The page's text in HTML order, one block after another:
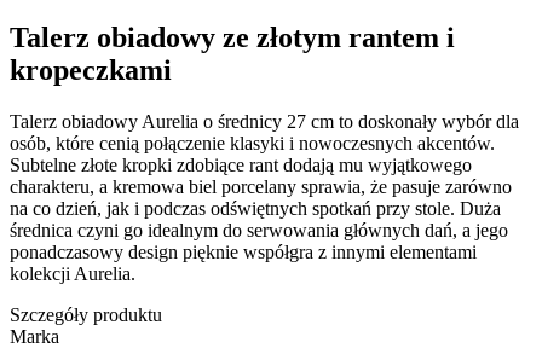
Talerz obiadowy ze złotym rantem i
kropeczkami
Talerz obiadowy Aurelia o średnicy 27 cm to doskonały wybór dla
osób, które cenią połączenie klasyki i nowoczesnych akcentów.
Subtelne złote kropki zdobiące rant dodają mu wyjątkowego
charakteru, a kremowa biel porcelany sprawia, że pasuje zarówno
na co dzień, jak i podczas odświętnych spotkań przy stole. Duża
średnica czyni go idealnym do serwowania głównych dań, a jego
ponadczasowy design pięknie współgra z innymi elementami
kolekcji Aurelia.
Szczegóły produktu
Marka